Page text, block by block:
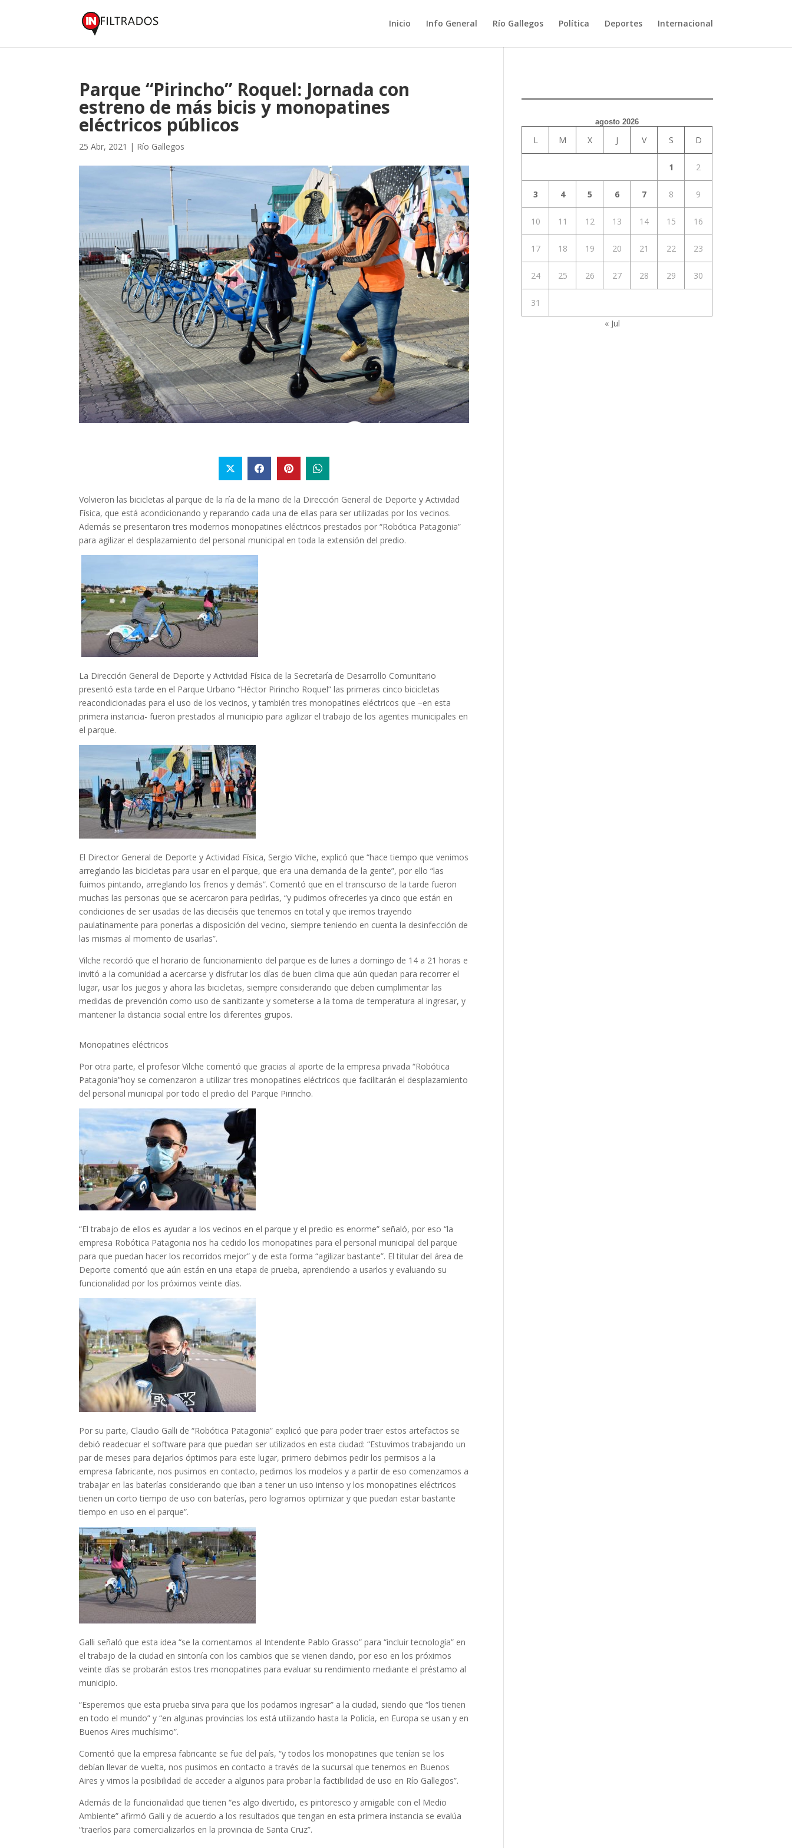
Inicio Info General Río Gallegos Política Deportes Internacional
Parque “Pirincho” Roquel: Jornada con
estreno de más bicis y monopatines
eléctricos públicos
25 Abr, 2021 | Río Gallegos
Volvieron las bicicletas al parque de la ría de la mano de la Dirección General de Deporte y Actividad
Física, que está acondicionando y reparando cada una de ellas para ser utilizadas por los vecinos.
Además sepresentaron tres modernos monopatines eléctricos prestados por “Robótica Patagonia”
para agilizar el desplazamiento del personal municipal en toda la extensión del predio.
La Dirección General de Deporte y Actividad Física de la Secretaría de Desarrollo Comunitario
presentó esta tarde en el Parque Urbano “Héctor Pirincho Roquel” las primeras cinco bicicletas
reacondicionadas para el uso de los vecinos, y también tres monopatines eléctricos que –en esta
primera instancia- fueron prestados al municipio para agilizar el trabajo de los agentes municipales en
el parque.
El Director General de Deporte y Actividad Física, Sergio Vilche, explicó que “hace tiempo que venimos
arreglando las bicicletas para usar en el parque, que era una demanda de la gente”, por ello “las
fuimos pintando, arreglando los frenos y demás”. Comentó que en el transcurso de la tarde fueron
muchas las personas que se acercaron para pedirlas, “y pudimos ofrecerles ya cinco que están en
condiciones de ser usadas de las dieciséis que tenemos en total y que iremos trayendo
paulatinamente para ponerlas a disposición del vecino, siempre teniendo en cuenta la desinfección de
las mismas al momento de usarlas”.
Vilche recordó que el horario de funcionamiento del parque es de lunes a domingo de 14 a 21 horas e
invitó a la comunidad a acercarse y disfrutar los días de buen clima que aún quedan para recorrer el
lugar, usar los juegos y ahora las bicicletas, siempre considerando que deben cumplimentar las
medidas de prevención como uso de sanitizante y someterse a la toma de temperatura al ingresar, y
mantener la distancia social entre los diferentes grupos.
Monopatines eléctricos
Por otra parte, el profesor Vilche comentó que gracias al aporte de la empresa privada “Robótica
Patagonia”hoy se comenzaron a utilizar tres monopatines eléctricos que facilitarán el desplazamiento
del personal municipal por todo el predio del Parque Pirincho.
“El trabajo de ellos es ayudar a los vecinos en el parque y el predio es enorme” señaló, por eso “la
empresa Robótica Patagonia nos ha cedido los monopatines para el personal municipal del parque
para que puedan hacer los recorridos mejor” y de esta forma “agilizar bastante”. El titular del área de
Deporte comentó que aún están en una etapa de prueba, aprendiendo a usarlos y evaluando su
funcionalidad por los próximos veinte días.
Por su parte, Claudio Galli de “Robótica Patagonia” explicó que para poder traer estos artefactos se
debió readecuar el software para que puedan ser utilizados en esta ciudad: “Estuvimos trabajando un
par de meses para dejarlos óptimos para este lugar, primero debimos pedir los permisos a la
empresa fabricante, nos pusimos en contacto, pedimos los modelos y a partir de eso comenzamos a
trabajar en las baterías considerando que iban a tener un uso intenso y los monopatines eléctricos
tienen un corto tiempo de uso con baterías, pero logramos optimizar y que puedan estar bastante
tiempo en uso en el parque”.
Galli señaló que esta idea “se la comentamos al Intendente Pablo Grasso” para “incluir tecnología” en
el trabajo de la ciudad en sintonía con los cambios que se vienen dando, por eso en los próximos
veinte días seprobarán estos tres monopatines para evaluar su rendimiento mediante el préstamo al
municipio.
“Esperemos que esta prueba sirva para que los podamos ingresar” a la ciudad, siendo que “los tienen
en todo el mundo” y “en algunas provincias los está utilizando hasta la Policía, en Europa se usan y en
Buenos Aires muchísimo”.
Comentó que la empresa fabricante se fue del país, “y todos los monopatines que tenían se los
debían llevar de vuelta,nos pusimos en contacto a través de la sucursal que tenemos en Buenos
Aires y vimos la posibilidad de acceder a algunos para probar la factibilidad de uso en Río Gallegos”.
Además de lafuncionalidad que tienen “es algo divertido, es pintoresco y amigable con el Medio
Ambiente” afirmó Galli y de acuerdo a los resultados que tengan en esta primera instancia se evalúa
“traerlos para comercializarlos en la provincia de Santa Cruz”.
agosto 2026
L M X J V S D
1 2
3 4 5 6 7 8 9
10 11 12 13 14 15 16
17 18 19 20 21 22 23
24 25 26 27 28 29 30
31
« Jul